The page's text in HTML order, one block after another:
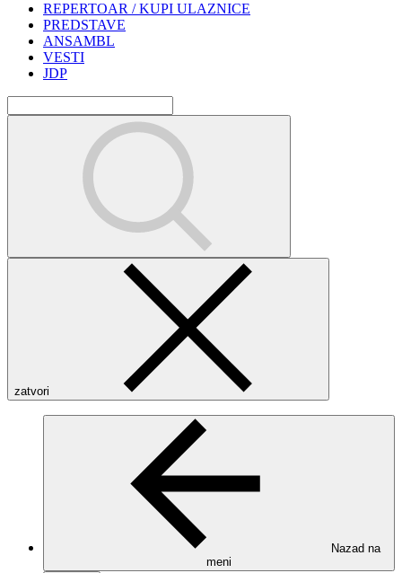
REPERTOAR / KUPI ULAZNICE
PREDSTAVE
ANSAMBL
VESTI
JDP
zatvori
Nazad na
meni